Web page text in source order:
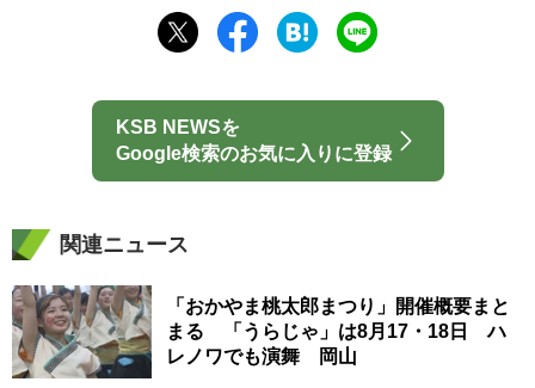
KSB NEWSを
Google検索のお気に入りに登録
関連ニュース
「おかやま桃太郎まつり」開催概要まと
まる 「うらじゃ」は8月17・18日 ハ
レノワでも演舞 岡山